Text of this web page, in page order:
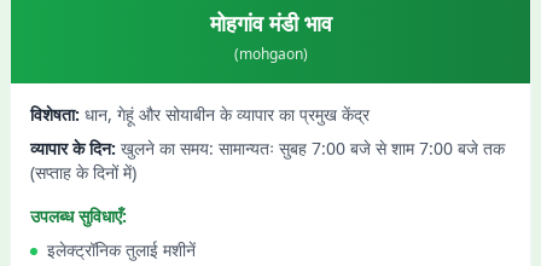
मोहगांवमंडी भाव
(mohgaon)
विशेषता: धान, गेहूं और सोयाबीन के व्यापार का प्रमुख केंद्र
व्यापार के दिन: खुलने का समय: सामान्यतः सुबह 7:00 बजे से शाम 7:00 बजे तक
(सप्ताह के दिनों में)
उपलब्ध सुविधाएँ:
इलेक्ट्रॉनिक तुलाई मशीनें